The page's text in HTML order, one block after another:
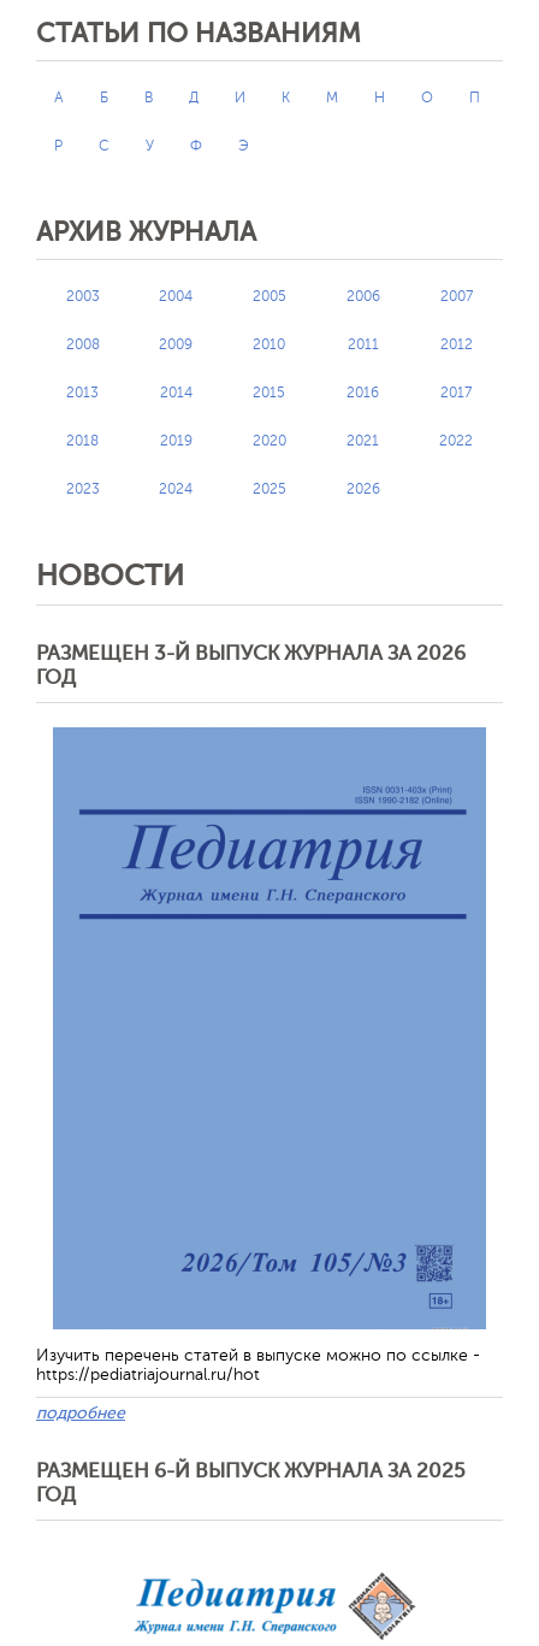
СТАТЬИ ПО НАЗВАНИЯМ
А Б В Д И К М Н О П
Р С У Ф Э
АРХИВ ЖУРНАЛА
2003 2004 2005 2006 2007
2008 2009 2010 2011 2012
2013 2014 2015 2016 2017
2018 2019 2020 2021 2022
2023 2024 2025 2026
НОВОСТИ
РАЗМЕЩЕН 3-Й ВЫПУСК ЖУРНАЛА ЗА 2026
ГОД
Изучить перечень статей в выпуске можно по ссылке -
https://pediatriajournal.ru/hot
подробнее
РАЗМЕЩЕН 6-Й ВЫПУСК ЖУРНАЛА ЗА 2025
ГОД